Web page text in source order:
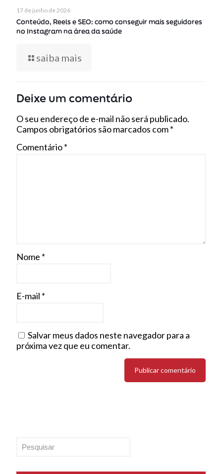
17 de junho de 2026
Conteúdo, Reels e SEO: como conseguir mais seguidores
no Instagram na área da saúde
saiba mais
Deixe um comentário
O seu endereço de e-mail não será publicado.
Campos obrigatórios são marcados com*
Comentário*
Nome *
E-mail *
Salvar meus dados neste navegador para a
próxima vez que eu comentar.
Pesquisar